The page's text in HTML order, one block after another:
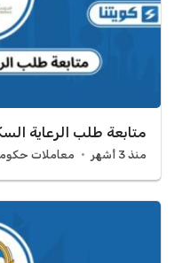
متابعة طلب الرعاية
منذ 3 أشهر معاملات